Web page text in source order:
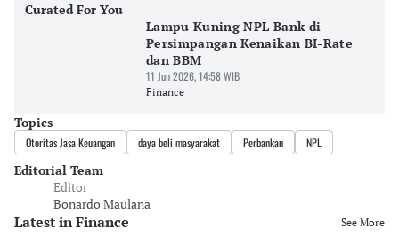
Curated For You
Lampu Kuning NPL Bank di
Persimpangan Kenaikan BI-Rate
dan BBM
11 Jun 2026, 14:58 WIB
Finance
Topics
Otoritas Jasa Keuangan daya beli masyarakat Perbankan NPL
Editorial Team
Editor
Bonardo Maulana
Latest in Finance See More